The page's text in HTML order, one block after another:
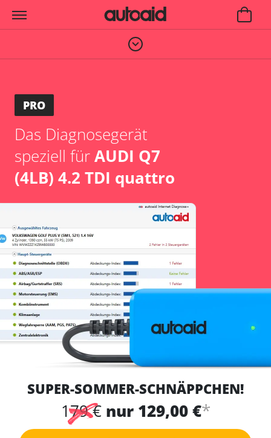
PRO
Das Diagnosegerät
speziell fürAUDI Q7
(4LB) 4.2 TDI quattro
SUPER-SOMMER-SCHNÄPPCHEN!
179 € nur 129,00 €*